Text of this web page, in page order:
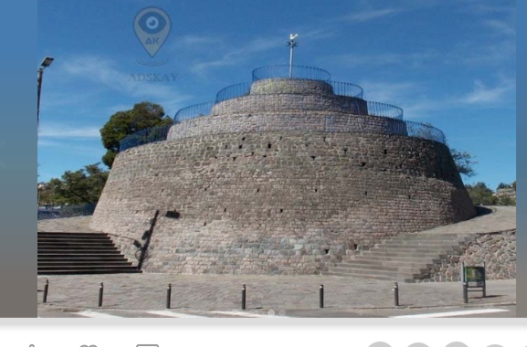
Previous